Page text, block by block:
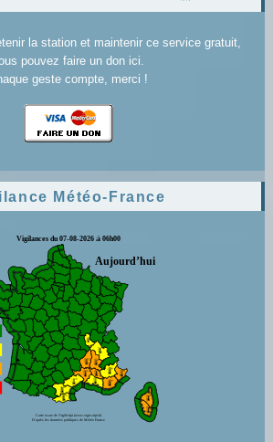
la station et maintenir ce service gratuit,
pouvez faire un don ici.
geste compte, merci !
Météo-France